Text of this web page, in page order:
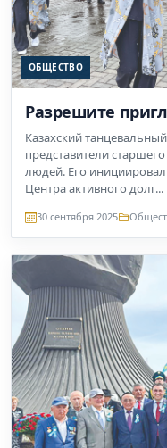
ОБЩЕСТВО
Разрешите
Казахский
представители
людей. Его
Центра активного долг...
30 сентября 2025